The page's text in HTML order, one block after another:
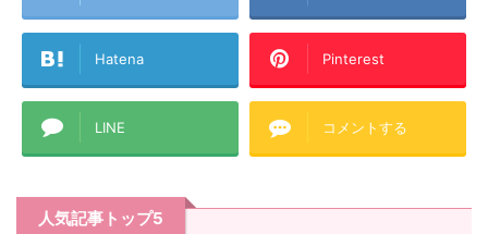
Hatena Pinterest
LINE コメントする
人気記事トップ5